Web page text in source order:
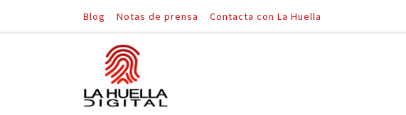
Saltar al contenido
Blog Notas de prensa Contacta con La Huella